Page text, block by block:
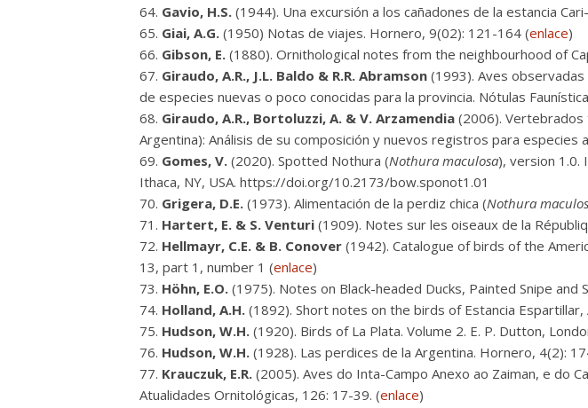
Gavio, H.S. (1944). Una excursión a los cañadones de la estancia
Giai, A.G. (1950) Notas de viajes. Hornero, 9(02): 121-164 (enlace)
Gibson, E. (1880). Ornithological notes from the neighbourhood of
Giraudo, A.R., J.L. Baldo & R.R. Abramson (1993). Aves
de especies nuevas o poco conocidas para la provincia. Nótulas
Giraudo, A.R., Bortoluzzi, A. & V. Arzamendia (2006). Vertebrados
Argentina): Análisis de su composición y nuevos registros para
Gomes, V. (2020). Spotted Nothura (Nothura maculosa), version 1.0.
Ithaca, NY, USA. https://doi.org/10.2173/bow.sponot1.01
Grigera, D.E. (1973). Alimentación de la perdiz chica (Nothura
Hartert, E. & S. Venturi (1909). Notes sur les oiseaux de la
Hellmayr, C.E. & B. Conover (1942). Catalogue of birds of the
13, part 1, number 1 (enlace)
Höhn, E.O. (1975). Notes on Black-headed Ducks, Painted Snipe and
Holland, A.H. (1892). Short notes on the birds of Estancia
Hudson, W.H. (1920). Birds of La Plata. Volume 2. E. P. Dutton,
Hudson, W.H. (1928). Las perdices de la Argentina. Hornero, 4(2):
Krauczuk, E.R. (2005). Aves do Inta-Campo Anexo ao Zaiman, e do
Atualidades Ornitológicas, 126: 17-39. (enlace)